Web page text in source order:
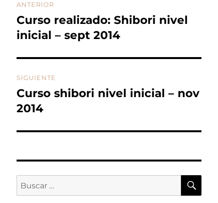
de
entradas
ANTERIOR
Entrada
anterior:
Curso realizado: Shibori nivel
inicial – sept 2014
SIGUIENTE
Entrada
siguiente:
Curso shibori nivel inicial – nov
2014
Buscar
por: